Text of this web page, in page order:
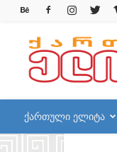
qelite.info
ქართული ელიტა